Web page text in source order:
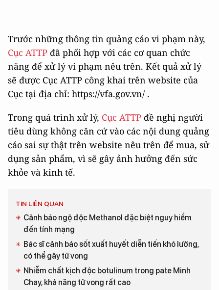
Trước những thông tin quảng cáo vi phạm này,
Cục ATTP đã phối hợp với các cơ quan chức
năng để xử lý vi phạm nêu trên. Kết quả xử lý
sẽ được Cục ATTP công khai trên website của
Cục tại địa chỉ: https://vfa.gov.vn/ .
Trong quá trình xử lý, Cục ATTP đề nghị người
tiêu dùng không căn cứ vào các nội dung quảng
cáo sai sự thật trên website nêu trên để mua, sử
dụng sản phẩm, vì sẽ gây ảnh hưởng đến sức
khỏe và kinh tế.
TIN LIÊN QUAN
Cảnh báo ngộ độc Methanol đặc biệt nguy hiểm
đến tính mạng
Bác sĩ cảnh báo sốt xuất huyết diễn tiến khó lường,
có thể gây tử vong
Nhiễm chất kịch độc botulinum trong pate Minh
Chay, khả năng tử vong rất cao